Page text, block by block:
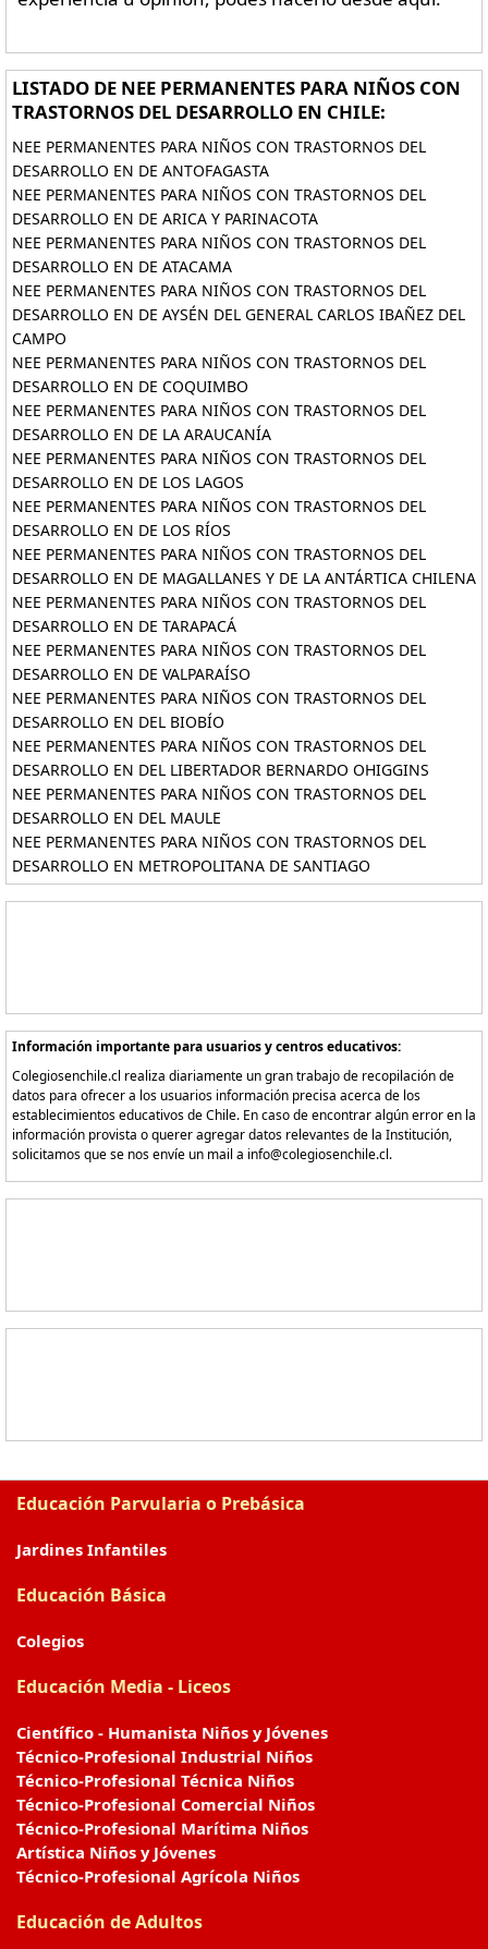
LISTADO DE NEE PERMANENTES PARA NIÑOS CON
TRASTORNOS DEL DESARROLLO EN CHILE:
NEE PERMANENTES PARA NIÑOS CON TRASTORNOS DEL
DESARROLLO EN DE ANTOFAGASTA
NEE PERMANENTES PARA NIÑOS CON TRASTORNOS DEL
DESARROLLO EN DE ARICA Y PARINACOTA
NEE PERMANENTES PARA NIÑOS CON TRASTORNOS DEL
DESARROLLO EN DE ATACAMA
NEE PERMANENTES PARA NIÑOS CON TRASTORNOS DEL
DESARROLLO EN DE AYSÉN DEL GENERAL CARLOS IBAÑEZ DEL
CAMPO
NEE PERMANENTES PARA NIÑOS CON TRASTORNOS DEL
DESARROLLO EN DE COQUIMBO
NEE PERMANENTES PARA NIÑOS CON TRASTORNOS DEL
DESARROLLO EN DE LA ARAUCANÍA
NEE PERMANENTES PARA NIÑOS CON TRASTORNOS DEL
DESARROLLO EN DE LOS LAGOS
NEE PERMANENTES PARA NIÑOS CON TRASTORNOS DEL
DESARROLLO EN DE LOS RÍOS
NEE PERMANENTES PARA NIÑOS CON TRASTORNOS DEL
DESARROLLO EN DE MAGALLANES Y DE LA ANTÁRTICA CHILENA
NEE PERMANENTES PARA NIÑOS CON TRASTORNOS DEL
DESARROLLO EN DE TARAPACÁ
NEE PERMANENTES PARA NIÑOS CON TRASTORNOS DEL
DESARROLLO EN DE VALPARAÍSO
NEE PERMANENTES PARA NIÑOS CON TRASTORNOS DEL
DESARROLLO EN DEL BIOBÍO
NEE PERMANENTES PARA NIÑOS CON TRASTORNOS DEL
DESARROLLO EN DEL LIBERTADOR BERNARDO OHIGGINS
NEE PERMANENTES PARA NIÑOS CON TRASTORNOS DEL
DESARROLLO EN DEL MAULE
NEE PERMANENTES PARA NIÑOS CON TRASTORNOS DEL
DESARROLLO EN METROPOLITANA DE SANTIAGO
Información importante para usuarios y centros educativos:
Colegiosenchile.cl realiza diariamente un gran trabajo de recopilación de
datos para ofrecer a los usuarios información precisa acerca de los
establecimientos educativos de Chile. En caso de encontrar algún error en la
información provista o querer agregar datos relevantes de la Institución,
solicitamos que se nos envíe un mail a info@colegiosenchile.cl.
Educación Parvularia o Prebásica
Jardines Infantiles
Educación Básica
Colegios
Educación Media - Liceos
Científico - Humanista Niños y Jóvenes
Técnico-Profesional Industrial Niños
Técnico-Profesional Técnica Niños
Técnico-Profesional Comercial Niños
Técnico-Profesional Marítima Niños
Artística Niños y Jóvenes
Técnico-Profesional Agrícola Niños
Educación de Adultos